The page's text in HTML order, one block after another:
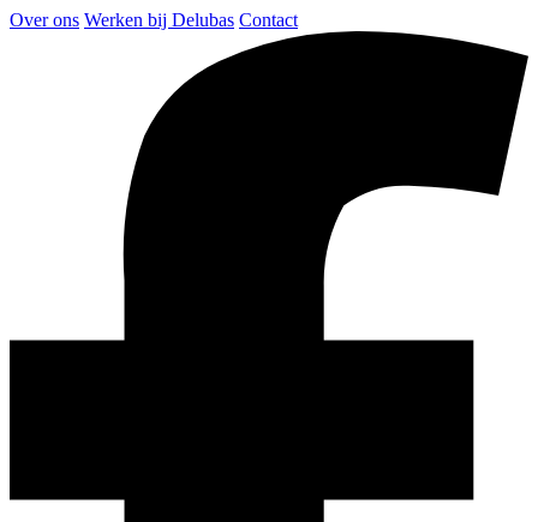
Over ons Werken bij Delubas Contact